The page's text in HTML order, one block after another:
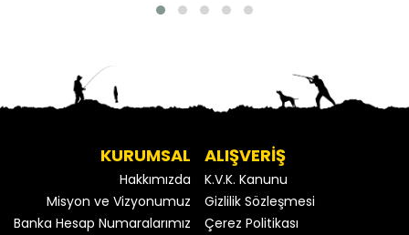
KURUMSAL
Hakkımızda
Misyon ve Vizyonumuz
Banka Hesap Numaralarımız
ALIŞVERİŞ
K.V.K. Kanunu
Gizlilik Sözleşmesi
Çerez Politikası